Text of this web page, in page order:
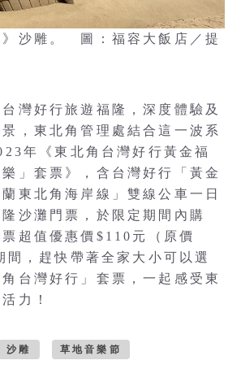
沙雕。 圖：福容大飯店／提
灣好行旅遊福隆，深度體驗及
，東北角管理處結合這一波系
年《東北角台灣好行黃金福
」套票》，含台灣好行「黃金
東北角海岸線」雙線公車一日
沙灘門票，於限定期間內購
超值優惠價$110元（原價
間，趕快帶著全家大小可以選
台灣好行」套票，一起感受東
力！
沙雕 草地音樂節